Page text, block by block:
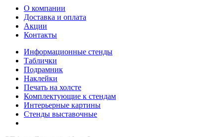
О компании
Доставка и оплата
Акции
Контакты
Информационные стенды
Таблички
Подрамник
Наклейки
Печать на холсте
Комплектующие к стендам
Интерьерные картины
Стенды выставочные